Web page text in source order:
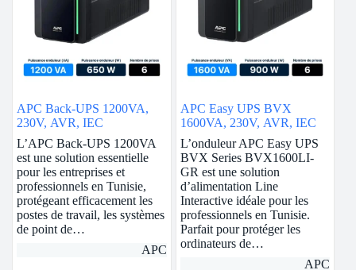
APC Back-UPS 1200VA,
230V, AVR, IEC
L’APC Back-UPS 1200VA
est une solution essentielle
pour les entreprises et
professionnels en Tunisie,
protégeant efficacement les
postes de travail, les systèmes
de point de…
APC
APC Easy UPS BVX
1600VA, 230V, AVR, IEC
L’onduleur APC Easy UPS
BVX Series BVX1600LI-
GR est une solution
d’alimentation Line
Interactive idéale pour les
professionnels en Tunisie.
Parfait pour protéger les
ordinateurs de…
APC